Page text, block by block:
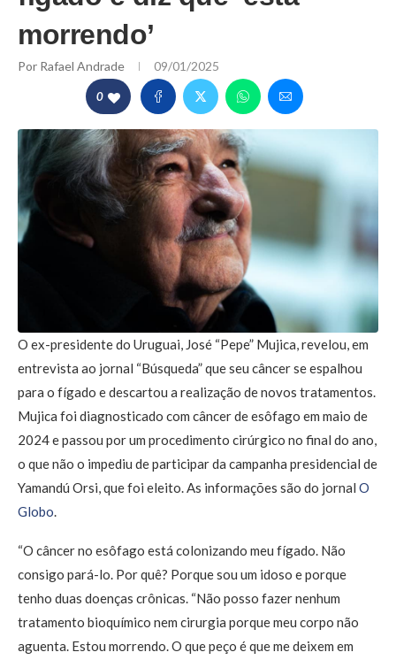
morrendo’
Por Rafael Andrade 09/01/2025
0
O ex-presidente do Uruguai, José “Pepe” Mujica, revelou, em
entrevista ao jornal “Búsqueda” que seu câncer se espalhou
para o fígado e descartou a realização de novos tratamentos.
Mujica foi diagnosticado com câncer de esôfago em maio de
2024 e passou por um procedimento cirúrgico no final do ano,
o que não o impediu de participar da campanha presidencial de
Yamandú Orsi, que foi eleito. As informações são do jornal O
Globo.
“O câncer no esôfago está colonizando meu fígado. Não
consigo pará-lo. Por quê? Porque sou um idoso e porque
tenho duas doenças crônicas. “Não posso fazer nenhum
tratamento bioquímico nem cirurgia porque meu corpo não
aguenta. Estou morrendo. O que peço é que me deixem em